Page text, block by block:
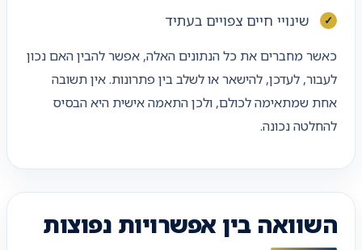
שינויי חיים צפויים בעתיד
כאשר מחברים את כל הנתונים האלה, אפשר להבין האם נכון
לעבור, לעדכן, להישאר או לשלב בין פתרונות. אין תשובה
אחת שמתאימה לכולם, ולכן התאמה אישית היא הבסיס
להחלטה נכונה.
השוואה בין אפשרויות נפוצות